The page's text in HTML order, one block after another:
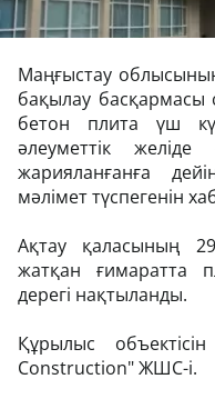
Маңғыстау
бақылау басқармасы
бетон плита үш
әлеуметтік
жарияланғанға
мәлімет түспегенін
Ақтау қаласының
жатқан ғимаратта
дерегі нақтыланды.
Құрылыс
Construction" ЖШС-і.